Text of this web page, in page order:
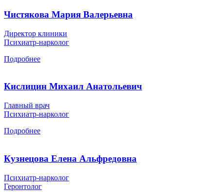
Чистякова Мария Валерьевна
Директор клиники
Психиатр-нарколог
Подробнее
Кислицин Михаил Анатольевич
Главный врач
Психиатр-нарколог
Подробнее
Кузнецова Елена Альфредовна
Психиатр-нарколог
Геронтолог